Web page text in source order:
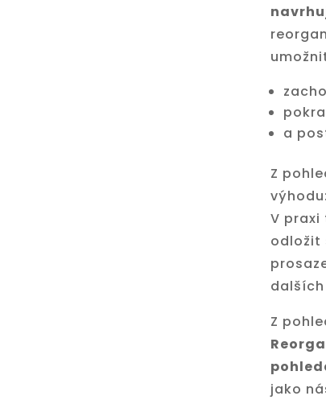
a
Z
výhodu:
V
odložit
Z
jako